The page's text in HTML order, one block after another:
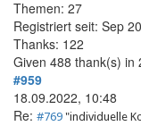
Themen: 27
Registriert seit: Sep
Thanks: 122
Given 488 thank(s) in
#959
18.09.2022, 10:48
Re: #769 "individuelle